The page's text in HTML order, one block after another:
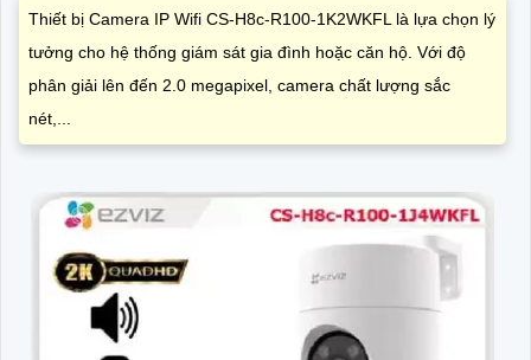
Thiết bị Camera IP Wifi CS-H8c-R100-1K2WKFL là lựa chọn lý
tưởng cho hệ thống giám sát gia đình hoặc căn hộ. Với độ
phân giải lên đến 2.0 megapixel, camera chất lượng sắc
nét,...